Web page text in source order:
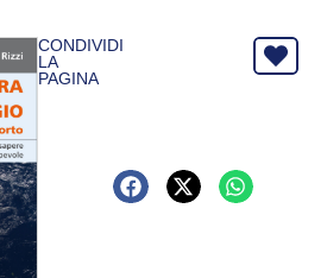
CONDIVIDI
LA
PAGINA